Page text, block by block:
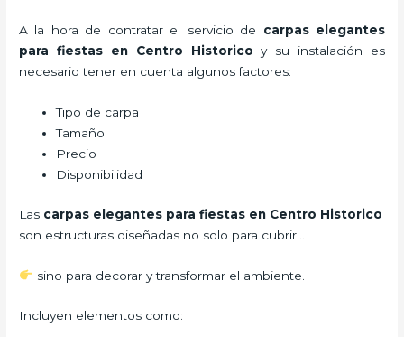
A la hora de contratar el servicio de carpas elegantes
para fiestas en Centro Historico y su instalación es
necesario tener en cuenta algunos factores:
Tipo de carpa
Tamaño
Precio
Disponibilidad
Las carpas elegantes para fiestas en Centro Historico
son estructuras diseñadas no solo para cubrir…
sino para decorar y transformar el ambiente.
Incluyen elementos como: